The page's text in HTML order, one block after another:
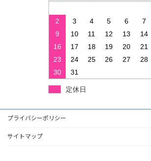
2
3 4 5 6 7
9
10 11 12 13 14
16
17 18 19 20 21
23
24 25 26 27 28
30
31
定休日
プライバシーポリシー
サイトマップ